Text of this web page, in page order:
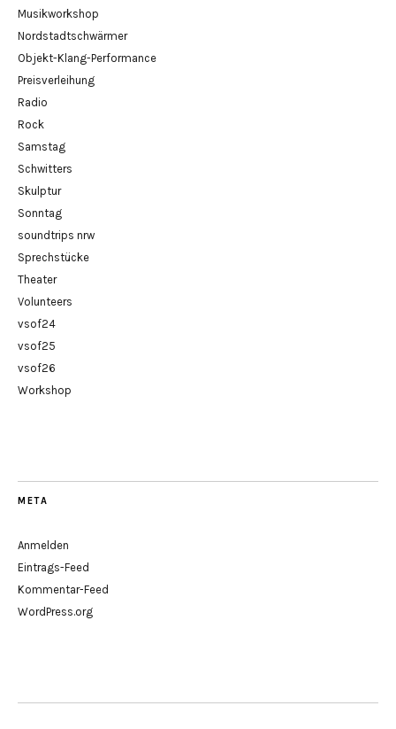
Musikworkshop
Nordstadtschwärmer
Objekt-Klang-Performance
Preisverleihung
Radio
Rock
Samstag
Schwitters
Skulptur
Sonntag
soundtrips nrw
Sprechstücke
Theater
Volunteers
vsof24
vsof25
vsof26
Workshop
META
Anmelden
Eintrags-Feed
Kommentar-Feed
WordPress.org